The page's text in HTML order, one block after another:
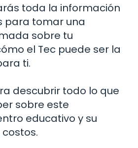
toda la información
para tomar una
sobre tu
el Tec puede ser la
ti.
descubrir todo lo que
sobre este
educativo y su